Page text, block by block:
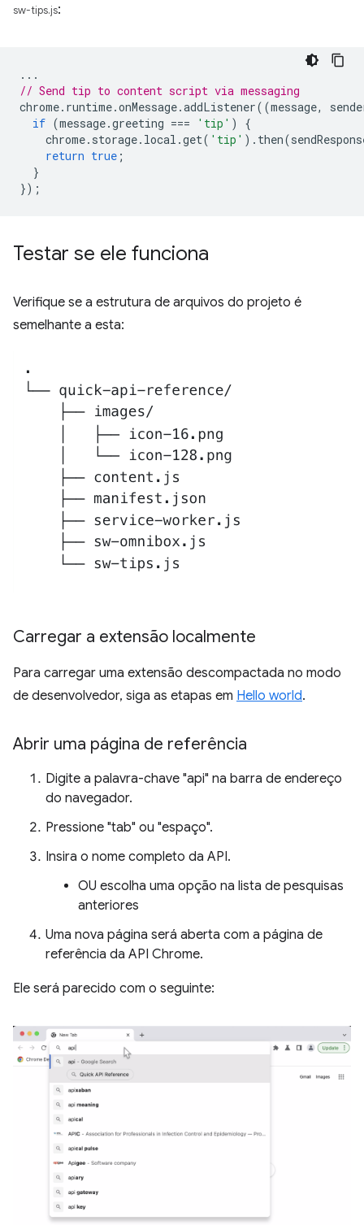
sw-tips.js:
...
// Send tip to content script via messaging
chrome. runtime.onMessage.addListener((message,
if (message.greeting === 'tip' )
{
chrome. storage. local .get( 'tip' ). then(
return true ;
}
});
Testar se ele funciona
Verifique se a estrutura de arquivos do projeto é
semelhante a esta:
Carregar a extensão localmente
Para carregar uma extensão descompactada no modo
de desenvolvedor, siga as etapas em Hello world.
Abrir uma página de referência
Digite a palavra-chave "api" na barra de endereço
do navegador.
Pressione "tab" ou "espaço".
Insira o nome completo da API.
OU escolha uma opção na lista de pesquisas
anteriores
Uma nova página será aberta com a página de
referência da API Chrome.
Ele será parecido com o seguinte: